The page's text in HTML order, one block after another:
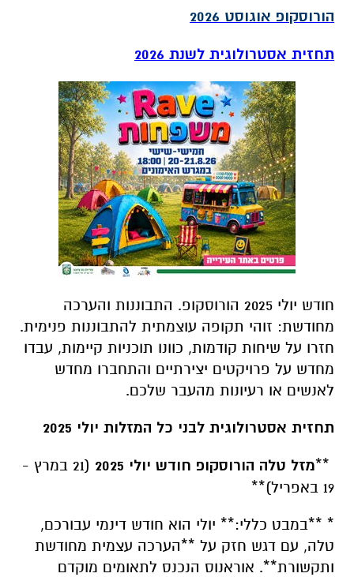
הורוסקופ אוגוסט 2026
תחזית אסטרולוגית לשנת 2026
חודש יולי 2025 הורוסקופ. התבוננות והערכה
מחודשת: זוהי תקופה עוצמתית להתבוננות פנימית.
חזרו על שיחות קודמות, כוונו תוכניות קיימות, עבדו
מחדש על פרויקטים יצירתיים והתחברו מחדש
לאנשים או רעיונות מהעבר שלכם.
תחזית אסטרולוגית לבני כל המזלות יולי 2025
**מזל טלה הורוסקופ חודש יולי 2025
(21 במרץ -
19 באפריל)**
* **במבט כללי:** יולי הוא חודש דינמי עבורכם,
טלה, עם דגש חזק על **הערכה עצמית מחודשת
ותקשורת**. אוראנוס הנכנס לתאומים מוקדם